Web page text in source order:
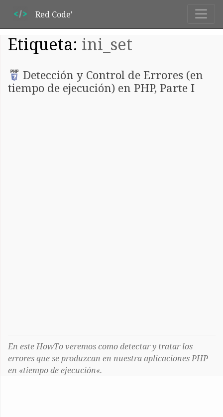
Red Code'
Etiqueta: ini_set
Detección y Control de Errores (en
tiempo de ejecución) en PHP, Parte I
En este HowTo veremos como detectar y tratar los
errores que se produzcan en nuestra aplicaciones PHP
en «tiempo de ejecución«.